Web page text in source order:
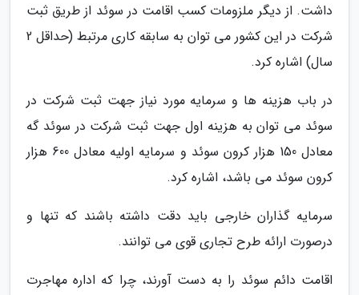
داشت. از دیگر ملزومات کسب اقامت در سوئد از طریق ثبت
شرکت در این کشور می توان به سابقه کاری مرتبط (حداقل 2
سال) اشاره کرد.
در باب هزینه ها و سرمایه مورد نیاز جهت ثبت شرکت در
سوئد می توان به هزینه اول جهت ثبت شرکت در سوئد گه
معادل 150 هزار کرون سوئد و سرمایه اولیه معادل 600 هزار
کرون سوئد می باشد، اشاره کرد.
سرمایه گذاران خارجی باید دقت داشته باشند که تنها و
درصورت ارائه طرح تجاری قوی می توانند.
اقامت دائم سوئد را به دست آورند، چرا که اداره مهاجرت